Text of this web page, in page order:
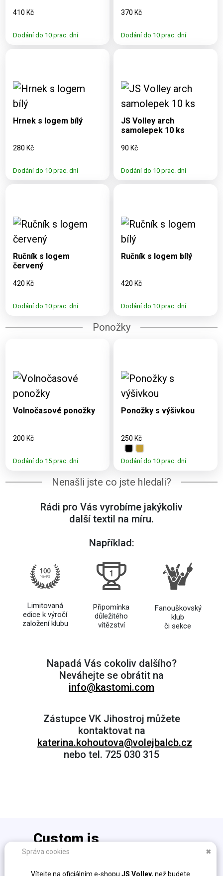
410 Kč
Dodání do 10 prac. dní
370 Kč
Dodání do 10 prac. dní
Dostupné varianty:
Hrnek s logem bílý
280 Kč
Dodání do 10 prac. dní
Dostupné varianty:
JS Volley arch
samolepek 10 ks
90 Kč
Dodání do 10 prac. dní
Dostupné varianty:
Ručník s logem
červený
420 Kč
Dodání do 10 prac. dní
Dostupné varianty:
Ručník s logem bílý
420 Kč
Dodání do 10 prac. dní
Ponožky
Dostupné varianty:
37-41, 42-46
Volnočasové ponožky
200 Kč
Dodání do 15 prac. dní
Dostupné varianty:
Ponožky s výšivkou
250 Kč
Dodání do 10 prac. dní
Nenašli jste co jste hledali?
Rádi pro Vás vyrobíme jakýkoliv
další textil na míru.
Například:
Limitovaná
edice k výročí
založení klubu
Připomínka
důležitého
vítězství
Fanouškovský
klub
či sekce
Napadá Vás cokoliv dalšího?
Neváhejte se obrátit na
info@kastomi.com
Zástupce VK Jihostroj můžete
kontaktovat na
katerina.kohoutova@volejbalcb.cz
nebo tel. 725 030 315
Custom is
the new cool!
info@kastomi.com
Správa cookies ✖
Vítejte na oficiálním e-shopu JS Volley, než budete